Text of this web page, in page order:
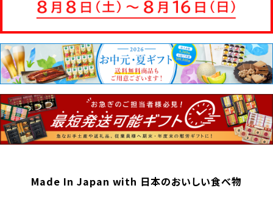
Made In Japan with 日本のおいしい食べ物